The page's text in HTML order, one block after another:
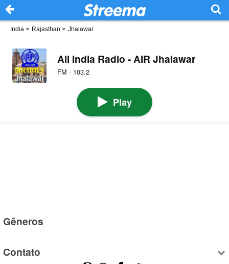
India > Rajasthan > Jhalawar
All India Radio - AIR Jhalawar
FM · 103.2
Play
Gêneros
Contato